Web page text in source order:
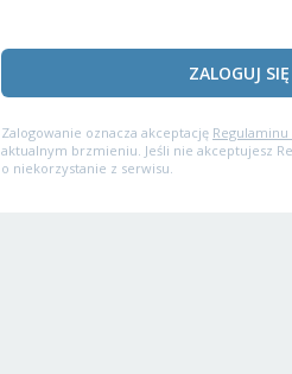
ZALOGUJ SIĘ
Zalogowanie oznacza akceptację Regulaminu
aktualnym brzmieniu. Jeśli nie akceptujesz
o niekorzystanie z serwisu.